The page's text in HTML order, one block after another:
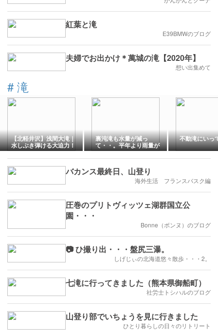
紅葉と滝
E39BMWのブログ
夫婦でお出かけ＊萬城の滝【2020年】
想い出集めて
# 滝
【北軽井沢】浅間大滝｜
水しぶき弾ける大迫力！
デカプーと行く21度のひ
んやり涼感ハイキング
裏沌滝も水量が減っ
て・・。平年より雨量が
少ないと感じる・・。
不動滝にいっ
バカンス最終日、山登り
海外生活 フランスバスク編
圧巻のプリトヴィッツェ湖群国立公
園・・・
Bonne（ボンヌ）のブログ
📷 ひ撮り出・・・盤尻三瀑。
しげじぃの北海道悠々散歩・・・2。
七滝に行ってきました（熊本県御船町）
社労士トシハルのブログ
山登り部でいちょうを見に行きました
ひとり暮らしの日々のリトリート